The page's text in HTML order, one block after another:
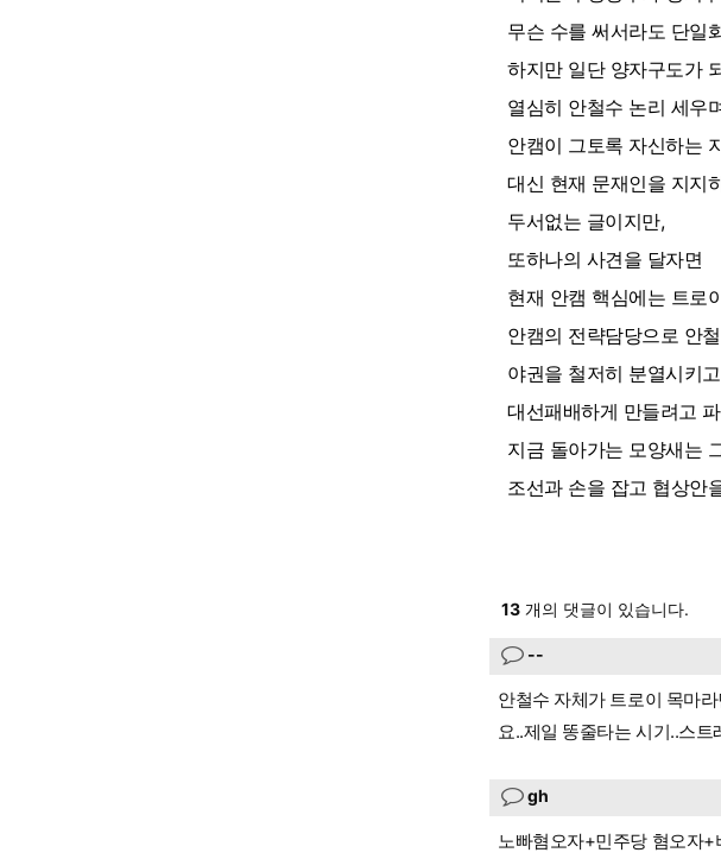
무슨 수를 써서라도 단일
하지만 일단 양자구도가
열심히 안철수 논리 세우
안캠이 그토록 자신하는
대신 현재 문재인을 지지
두서없는 글이지만,
또하나의 사견을 달자면
현재 안캠 핵심에는 트로
안캠의 전략담당으로 안
야권을 철저히 분열시키
대선패배하게 만들려고
지금 돌아가는 모양새는
조선과 손을 잡고 협상안
13 개의 댓글이 있습니다.
--
안철수 자체가 트로이 목마
요..제일 똥줄타는 시기..스트
gh
노빠혐오자+민주당 혐오자+